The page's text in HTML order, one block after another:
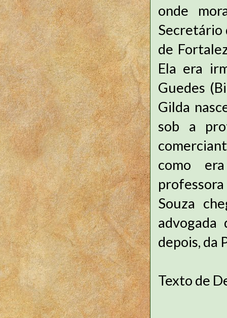
onde
Secretário
de
Ela era
Guedes
Gilda
sob a
como
Souza
advogada
depois, da
Texto de